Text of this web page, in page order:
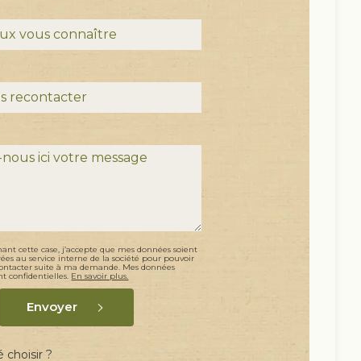
cette case, j’accepte que mes données soient
au service interne de la société pour pouvoir
suite à ma demande. Mes données
confidentielles. En savoir plus.
Envoyer
choisir ?